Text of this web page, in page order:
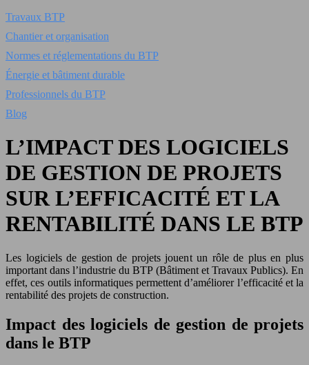
Travaux BTP
Chantier et organisation
Normes et réglementations du BTP
Énergie et bâtiment durable
Professionnels du BTP
Blog
L’IMPACT DES LOGICIELS
DE GESTION DE PROJETS
SUR L’EFFICACITÉ ET LA
RENTABILITÉ DANS LE BTP
Les logiciels de gestion de projets jouent un rôle de plus en plus
important dans l’industrie du BTP (Bâtiment et Travaux Publics). En
effet, ces outils informatiques permettent d’améliorer l’efficacité et la
rentabilité des projets de construction.
Impact des logiciels de gestion de projets
dans le BTP